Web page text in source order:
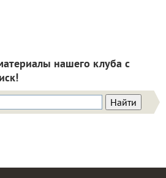
нашего клуба с